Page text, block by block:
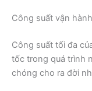
Công suất vận
Công suất tối đa
tốc trong quá trình
chóng cho ra đời